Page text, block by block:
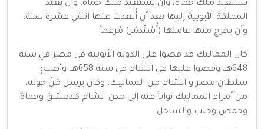
يستعيد ملك حماة، وأن يستعيد ملك حماة، وأن يعيد
المملكة الأيوبية إليها بعد أن أُبعدت عنها اثنتي عشرة سنة،
وأن يخرج منها عاملها (أُسُنْدمُر) مُرغماً
كان المماليك قد قضوا على الدولة الأيوبية في مصر في سنة
648هـ، وقضوا عليها في الشام في سنة 658هـ، وأصبح
سلطان مصر و الشام من المماليك، وكان يرسل مَنْ حوله،
من أمراء المماليك نواباً عنه إلى مدن الشام كـدمشق وحماة
وحمص وحلب والساحل.